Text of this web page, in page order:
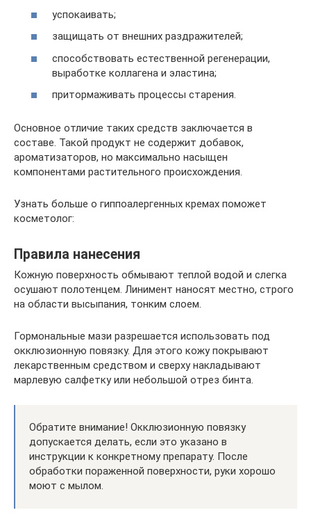
успокаивать;
защищать от внешних раздражителей;
способствовать естественной регенерации,
выработке коллагена и эластина;
притормаживать процессы старения.
Основное отличие таких средств заключается в
составе. Такой продукт не содержит добавок,
ароматизаторов, но максимально насыщен
компонентами растительного происхождения.
Узнать больше о гиппоалергенных кремах поможет
косметолог:
Правила нанесения
Кожную поверхность обмывают теплой водой и слегка
осушают полотенцем. Линимент наносят местно, строго
на области высыпания, тонким слоем.
Гормональные мази разрешается использовать под
окклюзионную повязку. Для этого кожу покрывают
лекарственным средством и сверху накладывают
марлевую салфетку или небольшой отрез бинта.
Обратите внимание! Окклюзионную повязку
допускается делать, если это указано в
инструкции к конкретному препарату. После
обработки пораженной поверхности, руки хорошо
моют с мылом.